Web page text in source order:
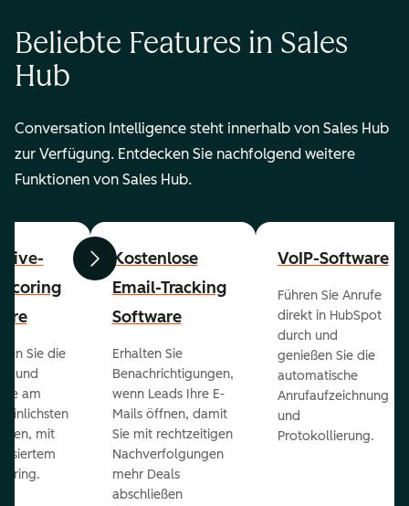
Beliebte Features in Sales
Hub
Conversation Intelligence steht innerhalb von Sales Hub
zur Verfügung. Entdecken Sie nachfolgend weitere
Funktionen von Sales Hub.
ZurückWeiter
Sie die
und
am
mit
Kostenlose
Email-Tracking
Software
Erhalten Sie
Benachrichtigungen,
wenn Leads Ihre E-
Mails öffnen, damit
Sie mit rechtzeitigen
Nachverfolgungen
mehr Deals
abschließen
VoIP-Software
Führen Sie Anrufe
direkt in HubSpot
durch und
genießen Sie die
automatische
Anrufaufzeichnung
und
Protokollierung.